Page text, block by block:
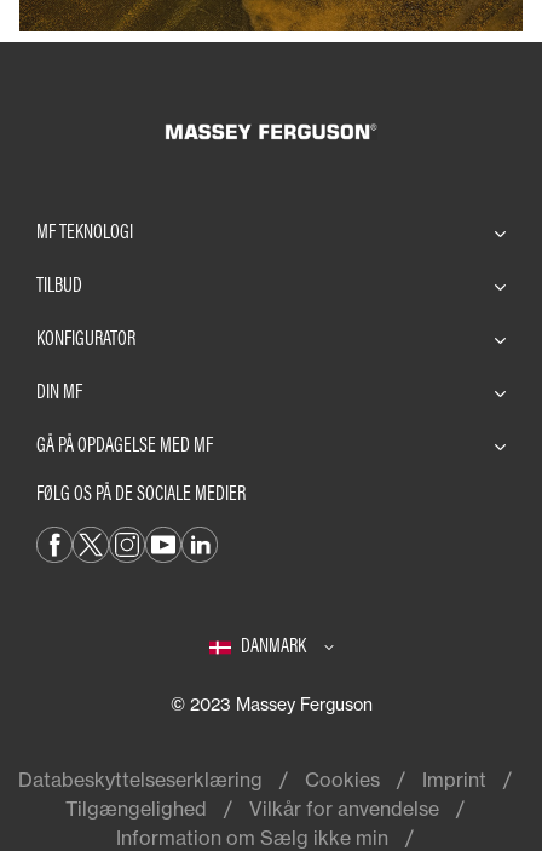
MF TEKNOLOGI
TILBUD
KONFIGURATOR
DIN MF
GÅ PÅ OPDAGELSE MED MF
FØLG OS PÅ DE SOCIALE MEDIER
DANMARK
© 2023 Massey Ferguson
Databeskyttelseserklæring Cookies
Imprint
Tilgængelighed
Vilkår for anvendelse
Information om Sælg ikke min